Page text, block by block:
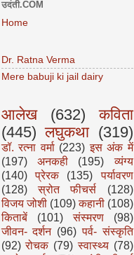
उदंती.COM
Home
Dr. Ratna Verma
Mere babuji ki jail dairy
आलेख (632)
कविता
(445) लघुकथा (319)
डॉ. रत्ना वर्मा (223) इस अंक में
(197)
अनकही (195)
व्यंग्य
(140)
प्रेरक (135)
पर्यावरण
(128)
स्रोत फीचर्स
(128)
विजय जोशी (109) कहानी (108)
किताबें
(101) संस्मरण
(98)
जीवन- दर्शन (96) पर्व- संस्कृति
(92) रोचक (79) स्वास्थ्य (78)